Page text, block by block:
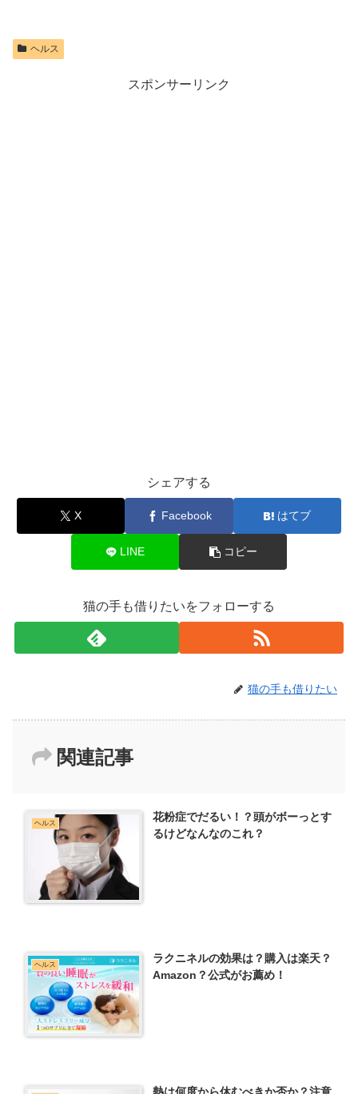
ヘルス
スポンサーリンク
シェアする
X Facebook はてブ
LINE コピー
猫の手も借りたいをフォローする
猫の手も借りたい
関連記事
ヘルス
花粉症でだるい！？頭がボーっとす
るけどなんなのこれ？
ヘルス
ラクニネルの効果は？購入は楽天？
Amazon？公式がお薦め！